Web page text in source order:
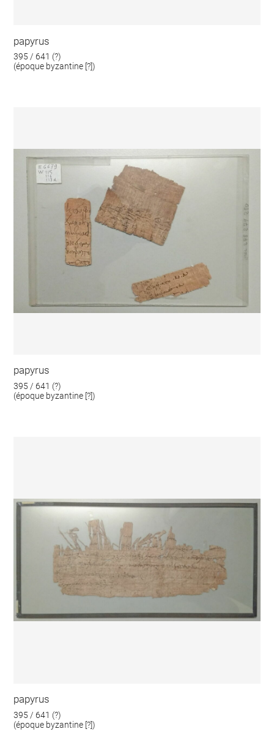
papyrus
395 / 641 (?)
(époque byzantine [?])
papyrus
395 / 641 (?)
(époque byzantine [?])
papyrus
395 / 641 (?)
(époque byzantine [?])